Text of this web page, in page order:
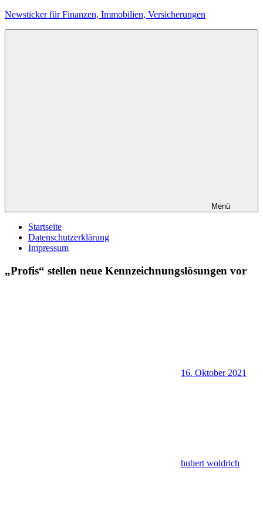
Zum
Newsticker für Finanzen, Immobilien, Versicherungen
Menü
Startseite
Datenschutzerklärung
Impressum
„Profis“ stellen neue Kennzeichnungslösungen vor
16. Oktober 2021
hubert woldrich